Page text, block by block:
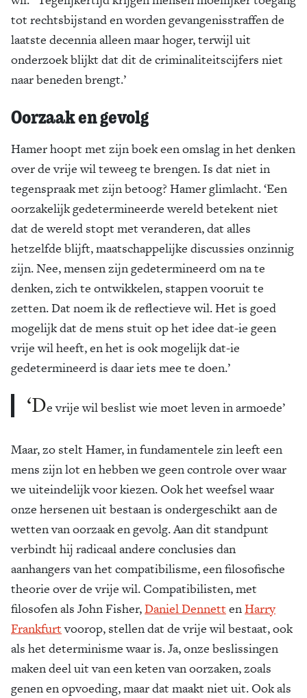
tot rechtsbijstand en worden gevangenisstraffen de
laatste decennia alleen maar hoger, terwijl uit
onderzoek blijkt dat dit de criminaliteitscijfers niet
naar beneden brengt.’
Oorzaak en gevolg
Hamer hoopt met zijn boek een omslag in het denken
over de vrije wil teweeg te brengen. Is dat niet in
tegenspraak met zijn betoog? Hamer glimlacht. ‘Een
oorzakelijk gedetermineerde wereld betekent niet
dat de wereld stopt met veranderen, dat alles
hetzelfde blijft, maatschappelijke discussies onzinnig
zijn. Nee, mensen zijn gedetermineerd om na te
denken, zich te ontwikkelen, stappen vooruit te
zetten. Dat noem ik de reflectieve wil. Het is goed
mogelijk dat de mens stuit op het idee dat-ie geen
vrije wil heeft, en het is ook mogelijk dat-ie
gedetermineerd is daar iets mee te doen.’
‘De vrije wil beslist wie moet leven in armoede’
Maar, zo stelt Hamer, in fundamentele zin leeft een
mens zijn lot en hebben we geen controle over waar
we uiteindelijk voor kiezen. Ook het weefsel waar
onze hersenen uit bestaan is ondergeschikt aan de
wetten van oorzaak en gevolg. Aan dit standpunt
verbindt hij radicaal andere conclusies dan
aanhangers van het compatibilisme, een filosofische
theorie over de vrije wil. Compatibilisten, met
filosofen als John Fisher,Daniel Dennett enHarry
Frankfurtvoorop, stellen dat de vrije wil bestaat, ook
als het determinisme waar is. Ja, onze beslissingen
maken deel uit van een keten van oorzaken, zoals
genen en opvoeding, maar dat maakt niet uit. Ook als